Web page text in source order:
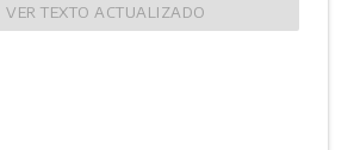
VER TEXTO ACTUALIZADO